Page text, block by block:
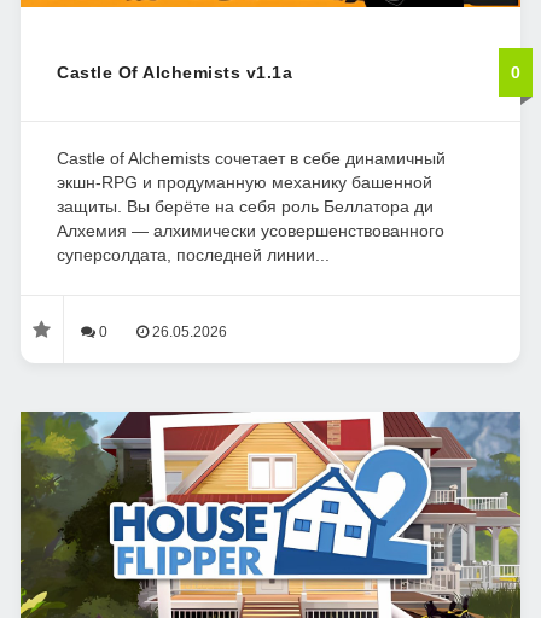
Castle Of Alchemists v1.1a 0
Castle of Alchemists сочетает в себе динамичный
экшн-RPG и продуманную механику башенной
защиты. Вы берёте на себя роль Беллатора ди
Алхемия — алхимически усовершенствованного
суперсолдата, последней линии...
0 26.05.2026